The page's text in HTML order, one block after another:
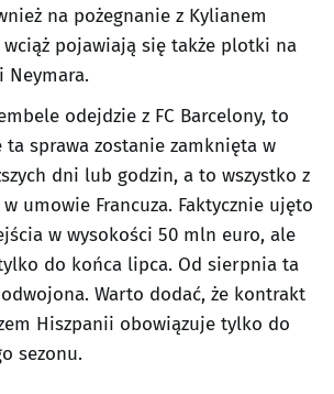
na pożegnanie z Kylianem
wciąż pojawiają się także plotki na
Neymara.
odejdzie z FC Barcelony, to
sprawa zostanie zamknięta w
dni lub godzin, a to wszystko z
umowie Francuza. Faktycznie ujęto
w wysokości 50 mln euro, ale
do końca lipca. Od sierpnia ta
Warto dodać, że kontrakt
Hiszpanii obowiązuje tylko do
sezonu.